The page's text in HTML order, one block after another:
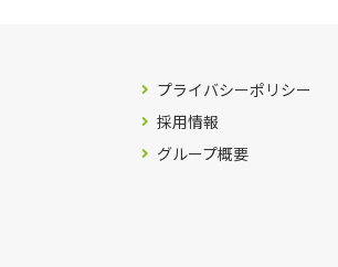
プライバシーポリシー
採用情報
グループ概要